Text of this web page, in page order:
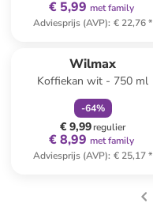
€ 5,99 met family
Adviesprijs (AVP): € 22,76*
Wilmax
Koffiekan wit - 750 ml
-64%
€ 9,99regulier
€ 8,99 met family
Adviesprijs (AVP): € 25,17*